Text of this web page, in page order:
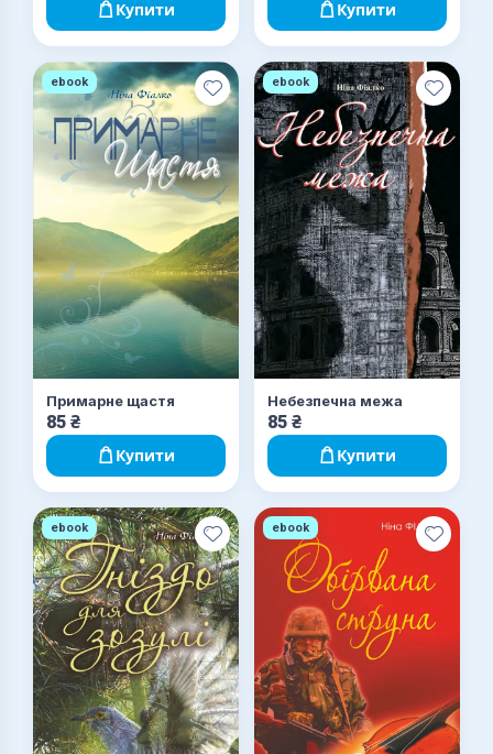
Купити Купити
ebook
Примарне щастя
85 ₴
Купити
ebook
Небезпечна межа
85 ₴
Купити
ebook ebook